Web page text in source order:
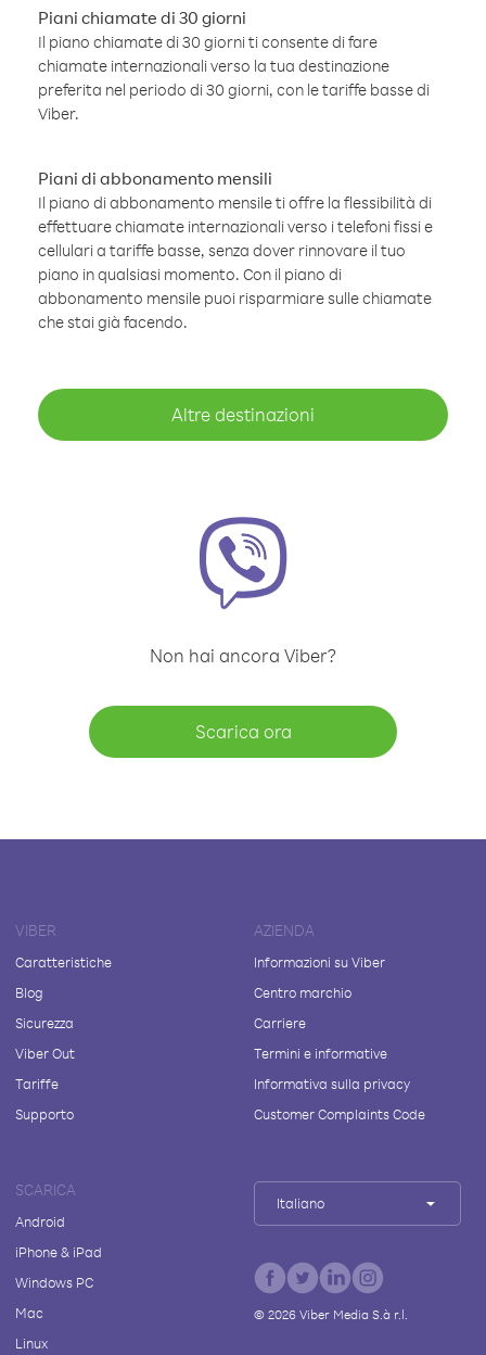
Piani chiamate di 30 giorni
Il piano chiamate di 30 giorni ti consente di fare
chiamate internazionali verso la tua destinazione
preferita nel periodo di 30 giorni, con le tariffe basse di
Viber.
Piani di abbonamento mensili
Il piano di abbonamento mensile ti offre la flessibilità di
effettuare chiamate internazionali verso i telefoni fissi e
cellulari a tariffe basse, senza dover rinnovare il tuo
piano in qualsiasi momento. Con il piano di
abbonamento mensile puoi risparmiare sulle chiamate
che stai già facendo.
Altre destinazioni
Non hai ancora Viber?
Scarica ora
VIBER
Caratteristiche
Blog
Sicurezza
Viber Out
Tariffe
Supporto
AZIENDA
Informazioni su Viber
Centro marchio
Carriere
Termini e informative
Informativa sulla privacy
Customer Complaints Code
SCARICA
Android
iPhone & iPad
Windows PC
Mac
Linux
Italiano
© 2026Viber Media S.à r.l.